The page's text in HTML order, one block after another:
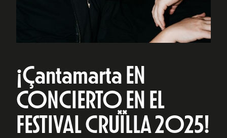
¡Çantamarta EN
CONCIERTO EN EL
FESTIVAL CRUÏLLA 2025!